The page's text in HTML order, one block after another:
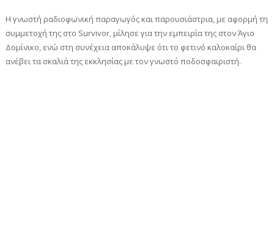
Η γνωστή ραδιοφωνική παραγωγός και παρουσιάστρια, με αφορμή τη
συμμετοχή της στο Survivor, μίλησε για την εμπειρία της στον Άγιο
Δομίνικο, ενώ στη συνέχεια αποκάλυψε ότι το φετινό καλοκαίρι θα
ανέβει τα σκαλιά της εκκλησίας με τον γνωστό ποδοσφαιριστή.